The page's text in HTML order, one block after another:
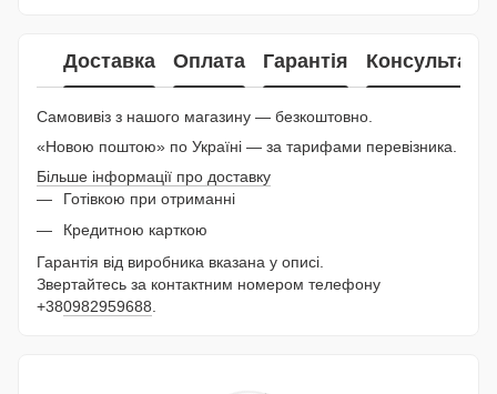
Доставка Оплата Гарантія Консультація
Самовивіз з нашого магазину — безкоштовно.
«Новою поштою» по Україні — за тарифами перевізника.
Більше інформації про доставку
Готівкою при отриманні
Кредитною карткою
Гарантія від виробника вказана у описі.
Звертайтесь за контактним номером телефону
+380982959688